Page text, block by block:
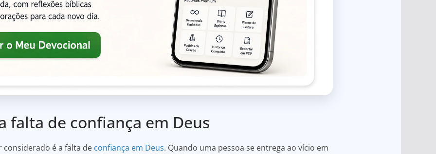
falta de confiança em Deus
é a falta de confiança em Deus. Quando uma pessoa se entrega ao vício em